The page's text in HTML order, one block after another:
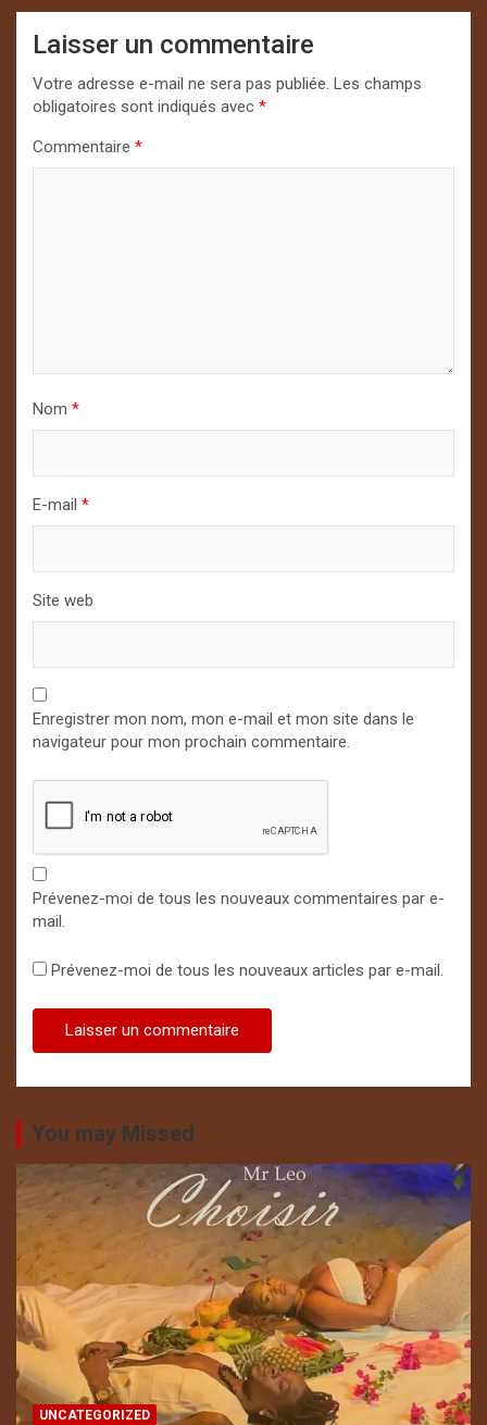
Laisser un commentaire
Votre adresse e-mail ne sera pas publiée. Les champs
obligatoires sont indiqués avec *
Commentaire *
Nom *
E-mail *
Site web
Enregistrer mon nom, mon e-mail et mon site dans le
navigateur pour mon prochain commentaire.
Prévenez-moi de tous les nouveaux commentaires par e-
mail.
Prévenez-moi de tous les nouveaux articles par e-mail.
You may Missed
UNCATEGORIZED